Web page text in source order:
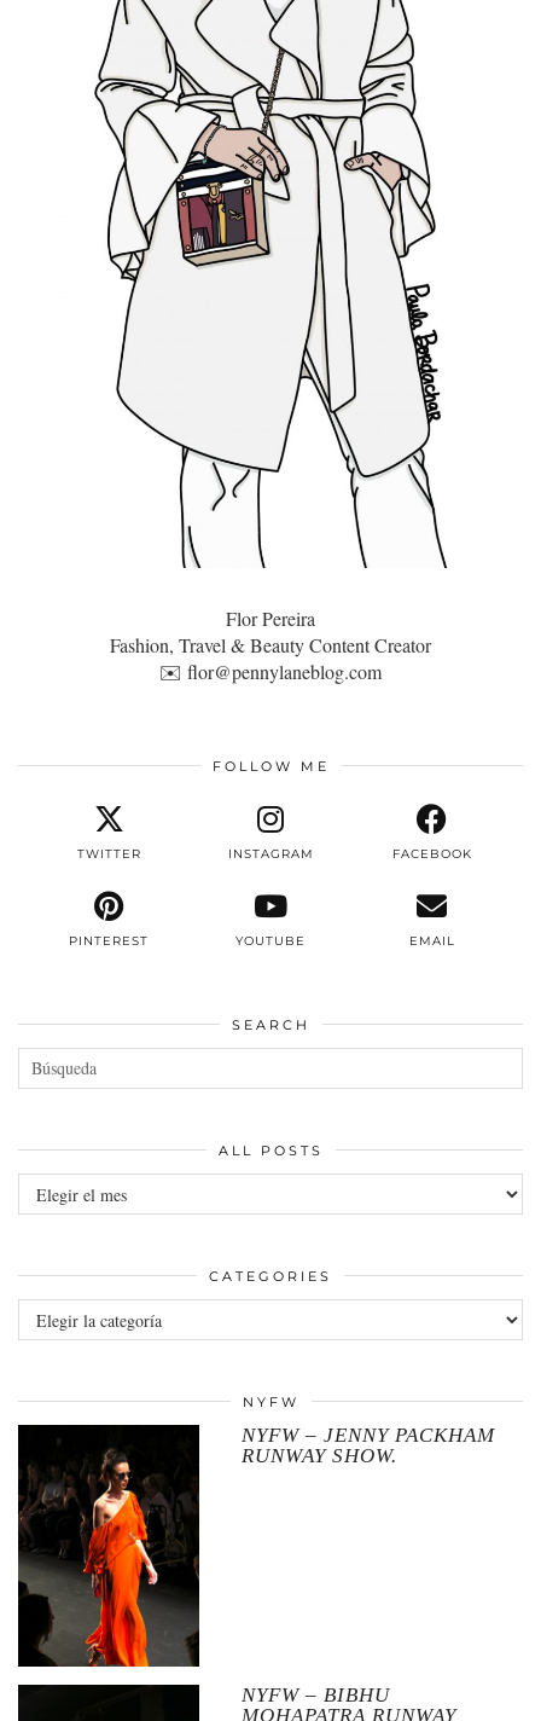
Flor Pereira
Fashion, Travel & Beauty Content Creator
✉️ flor@pennylaneblog.com
FOLLOW ME
TWITTER INSTAGRAM FACEBOOK
PINTEREST YOUTUBE EMAIL
SEARCH
ALL POSTS
All
posts
CATEGORIES
Categories
NYFW
NYFW – JENNY PACKHAM
RUNWAY SHOW.
NYFW – BIBHU
MOHAPATRA RUNWAY